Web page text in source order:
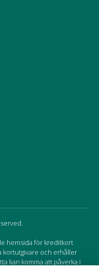
hemsida för kreditkort
kortutgivare och erhåller
kan komma att påverka i